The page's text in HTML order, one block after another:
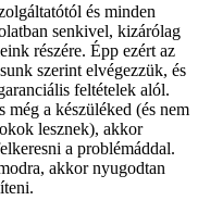
és minden
senkivel, kizárólag
részére. Épp ezért az
szerint elvégezzük, és
feltételek alól.
a készüléked (és nem
lesznek), akkor
a problémáddal.
akkor nyugodtan